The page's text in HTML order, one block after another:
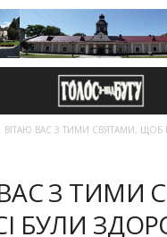
ВІТАЮ ВАС З ТИМИ СВЯТАМИ, ЩОБ
З ТИМИ
БУЛИ